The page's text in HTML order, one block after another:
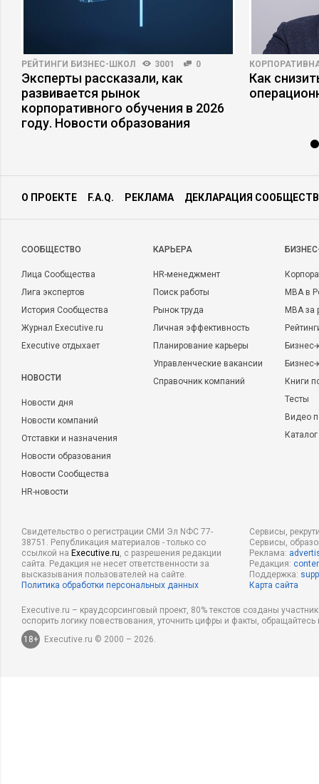
РЕЙТИНГИ БИЗНЕС-ШКОЛ 3001 0
Эксперты рассказали, как
развивается рынок
корпоративного обучения в 2026
году. Новости образования
Как
О ПРОЕКТЕ F.A.Q. РЕКЛАМА ДЕКЛАРАЦИЯ
CООБЩЕСТВО
Лица Сообщества
Лига экспертов
История Сообщества
Журнал Executive.ru
Executive отдыхает
НОВОСТИ
Новости дня
Новости компаний
Отставки и назначения
Новости образования
Новости Сообщества
HR-новости
КАРЬЕРА
HR-менеджмент
Поиск работы
Рынок труда
Личная эффективность
Планирование карьеры
Управленческие вакансии
Справочник компаний
MBA в
MBA
Бизнес-
Книги
Тесты
Видео
Свидетельство о регистрации СМИ Эл NФС 77-
38751. Републикация материалов - только со
ссылкой на Executive.ru, с разрешения редакции
сайта. Редакция не несет ответственности за
высказывания пользователей на сайте.
Политика обработки персональных данных
Сервисы,
Сервисы,
Реклама:
Редакция:
Поддержка:
Карта сайта
Executive.ru – краудсорсинговый проект, 80% текстов созданы
оспорить логику повествования, уточнить цифры и факты,
18+
Executive.ru © 2000 – 2026.